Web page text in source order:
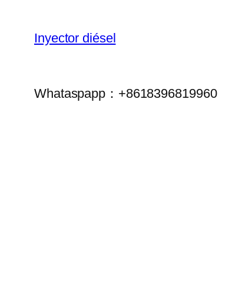
Inyector diésel
Whataspapp：+8618396819960